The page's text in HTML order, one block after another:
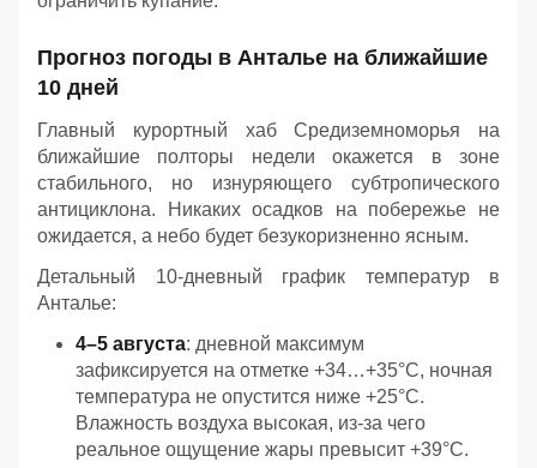
Прогноз погоды в Анталье на ближайшие
10 дней
Главный курортный хаб Средиземноморья на
ближайшие полторы недели окажется в зоне
стабильного, но изнуряющего субтропического
антициклона. Никаких осадков на побережье не
ожидается, а небо будет безукоризненно ясным.
Детальный 10-дневный график температур в
Анталье:
4–5 августа: дневной максимум
зафиксируется на отметке +34…+35°C, ночная
температура не опустится ниже +25°C.
Влажность воздуха высокая, из-за чего
реальное ощущение жары превысит +39°C.